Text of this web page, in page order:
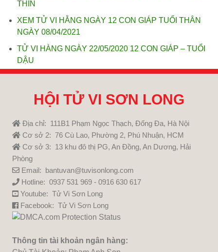
THÌN
XEM TỬ VI HẰNG NGÀY 12 CON GIÁP TUỔI THÂN
NGÀY 08/04/2021
TỬ VI HÀNG NGÀY 22/05/2020 12 CON GIÁP – TUỔI
DẬU
HỘI TỬ VI SƠN LONG
Địa chỉ: 111B1 Phạm Ngọc Thạch, Đống Đa, Hà Nội
Cơ sở 2: 76 Cù Lao, Phường 2, Phú Nhuận, HCM
Cơ sở 3: 13 khu đô thị PG, An Đồng, An Dương, Hải
Phòng
Email: bantuvan@tuvisonlong.com
Hotline: 0937 531 969 - 0916 630 617
Youtube: Tử Vi Sơn Long
Facebook: Tử Vi Sơn Long
Thông tin tài khoản ngân hàng: